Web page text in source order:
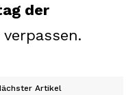
der
verpassen.
Artikel